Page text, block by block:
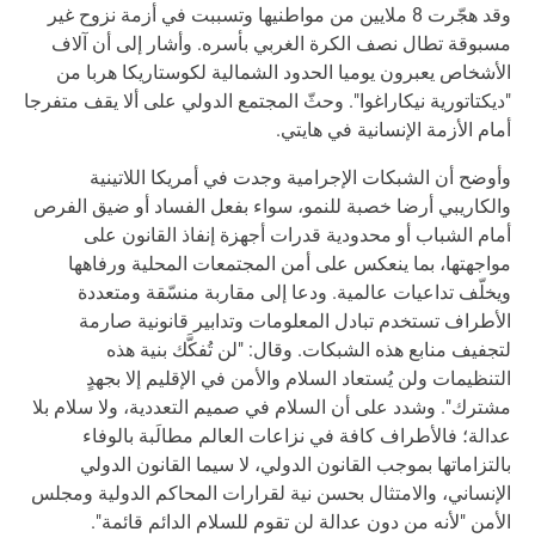
وقد هجّرت 8 ملايين من مواطنيها وتسببت في أزمة نزوح غير
مسبوقة تطال نصف الكرة الغربي بأسره. وأشار إلى أن آلاف
الأشخاص يعبرون يوميا الحدود الشمالية لكوستاريكا هربا من
"ديكتاتورية نيكاراغوا". وحثّ المجتمع الدولي على ألا يقف متفرجا
أمام الأزمة الإنسانية في هايتي.
وأوضح أن الشبكات الإجرامية وجدت في أمريكا اللاتينية
والكاريبي أرضا خصبة للنمو، سواء بفعل الفساد أو ضيق الفرص
أمام الشباب أو محدودية قدرات أجهزة إنفاذ القانون على
مواجهتها، بما ينعكس على أمن المجتمعات المحلية ورفاهها
ويخلّف تداعيات عالمية. ودعا إلى مقاربة منسّقة ومتعددة
الأطراف تستخدم تبادل المعلومات وتدابير قانونية صارمة
لتجفيف منابع هذه الشبكات. وقال: "لن تُفكَّك بنية هذه
التنظيمات ولن يُستعاد السلام والأمن في الإقليم إلا بجهدٍ
مشترك". وشدد على أن السلام في صميم التعددية، ولا سلام بلا
عدالة؛ فالأطراف كافة في نزاعات العالم مطالَبة بالوفاء
بالتزاماتها بموجب القانون الدولي، لا سيما القانون الدولي
الإنساني، والامتثال بحسن نية لقرارات المحاكم الدولية ومجلس
الأمن "لأنه من دون عدالة لن تقوم للسلام الدائم قائمة".